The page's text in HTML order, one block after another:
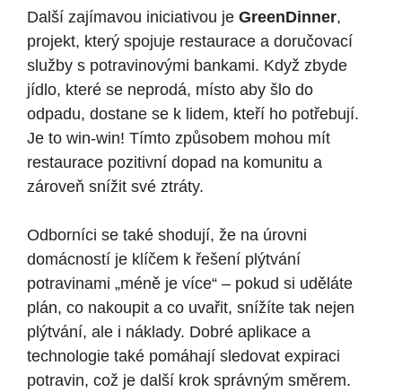
Další⁣ zajímavou iniciativou je⁤ GreenDinner,
projekt,​ který spojuje restaurace a ​doručovací‌
služby ‍s potravinovými bankami. ⁢Když⁢ zbyde
jídlo,‍ které se neprodá,‌ místo⁤ aby ⁣šlo do
odpadu, dostane se ⁤k lidem, kteří ho potřebují.
⁣Je to⁤ win-win! Tímto‌ způsobem ‍mohou mít
restaurace pozitivní ‍dopad na⁣ komunitu a
zároveň snížit své​ ztráty.
Odborníci se také ​shodují, že na úrovni‌
domácností je klíčem ‍k řešení⁣ plýtvání
potravinami „méně je více“ – pokud si uděláte
plán, co ⁢nakoupit a co⁣ uvařit, snížíte‍ tak nejen
plýtvání, ​ale⁤ i náklady. Dobré⁢ aplikace a
⁢technologie také‍ pomáhají‌ sledovat expiraci
potravin, což je další krok správným ⁤směrem.